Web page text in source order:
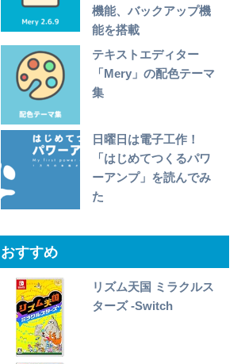
機能、バックアップ機
能を搭載
テキストエディター
「Mery」の配色テーマ
集
日曜日は電子工作！
「はじめてつくるパワ
ーアンプ」を読んでみ
た
おすすめ
リズム天国 ミラクルス
ターズ -Switch